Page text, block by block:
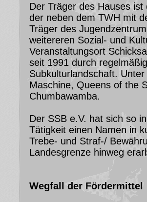
Der Träger des Hauses
der neben dem TWH mit
Träger des
weitereren Sozial- und
Veranstaltungsort
seit 1991 durch
Subkulturlandschaft.
Maschine, Queens of the
Chumbawamba.
Der SSB e.V. hat sich so
Tätigkeit einen Namen in
Trebe- und Straf-/
Landesgrenze hinweg
Wegfall der Fördermittel